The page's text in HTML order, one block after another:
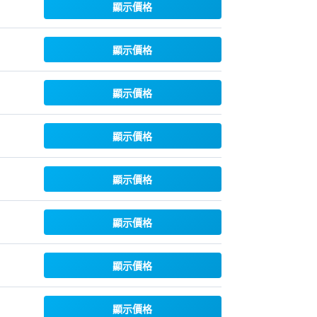
顯示價格
顯示價格
顯示價格
顯示價格
顯示價格
顯示價格
顯示價格
顯示價格